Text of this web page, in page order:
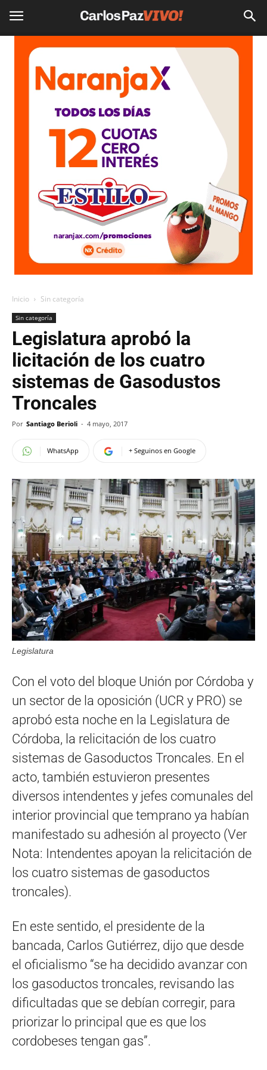
Inicio Sin categoría
Sin categoría
Legislatura aprobó la
licitación de los cuatro
sistemas de Gasodustos
Troncales
Por Santiago Berioli - 4 mayo, 2017
WhatsApp + Seguinos en Google
Legislatura
Con el voto del bloque Unión por Córdoba y
un sector de la oposición (UCR y PRO) se
aprobó esta noche en la Legislatura de
Córdoba, la relicitación de los cuatro
sistemas de Gasoductos Troncales. En el
acto, también estuvieron presentes
diversos intendentes y jefes comunales del
interior provincial que temprano ya habían
manifestado su adhesión al proyecto (Ver
Nota: Intendentes apoyan la relicitación de
los cuatro sistemas de gasoductos
troncales).
En este sentido, el presidente de la
bancada, Carlos Gutiérrez, dijo que desde
el oficialismo “se ha decidido avanzar con
los gasoductos troncales, revisando las
dificultadas que se debían corregir, para
priorizar lo principal que es que los
cordobeses tengan gas”.